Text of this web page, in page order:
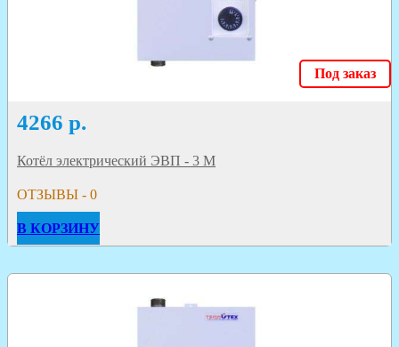
Под заказ
4266 р.
Котёл электрический ЭВП - 3 М
ОТЗЫВЫ - 0
В КОРЗИНУ